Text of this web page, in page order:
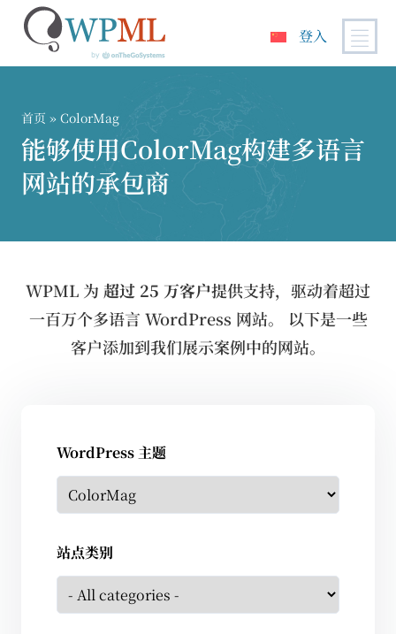
登入
首页 » ColorMag
能够使用ColorMag构建多语言
网站的承包商
WPML 为 超过 25 万客户提供支持，驱动着超过
一百万个多语言 WordPress 网站。 以下是一些
客户添加到我们展示案例中的网站。
WordPress 主题
站点类别